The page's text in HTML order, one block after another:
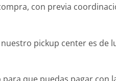
con previa
pickup center es de